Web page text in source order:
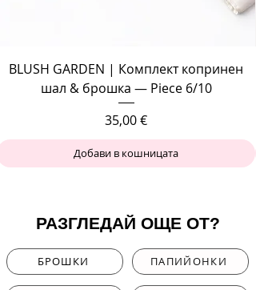
BLUSH GARDEN | Комплект копринен
шал & брошка — Piece 6/10
Цена
35,00 €
Добави в кошницата
РАЗГЛЕДАЙ ОЩЕ ОТ?
БРОШКИ ПАПИЙОНКИ